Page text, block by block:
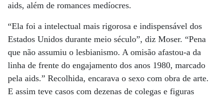
aids, além de romances medíocres.
“Ela foi a intelectual mais rigorosa e indispensável dos
Estados Unidos durante meio século”, diz Moser. “Pena
que não assumiu o lesbianismo. A omisão afastou-a da
linha de frente do engajamento dos anos 1980, marcado
pela aids.” Recolhida, encarava o sexo com obra de arte.
E assim teve casos com dezenas de colegas e figuras